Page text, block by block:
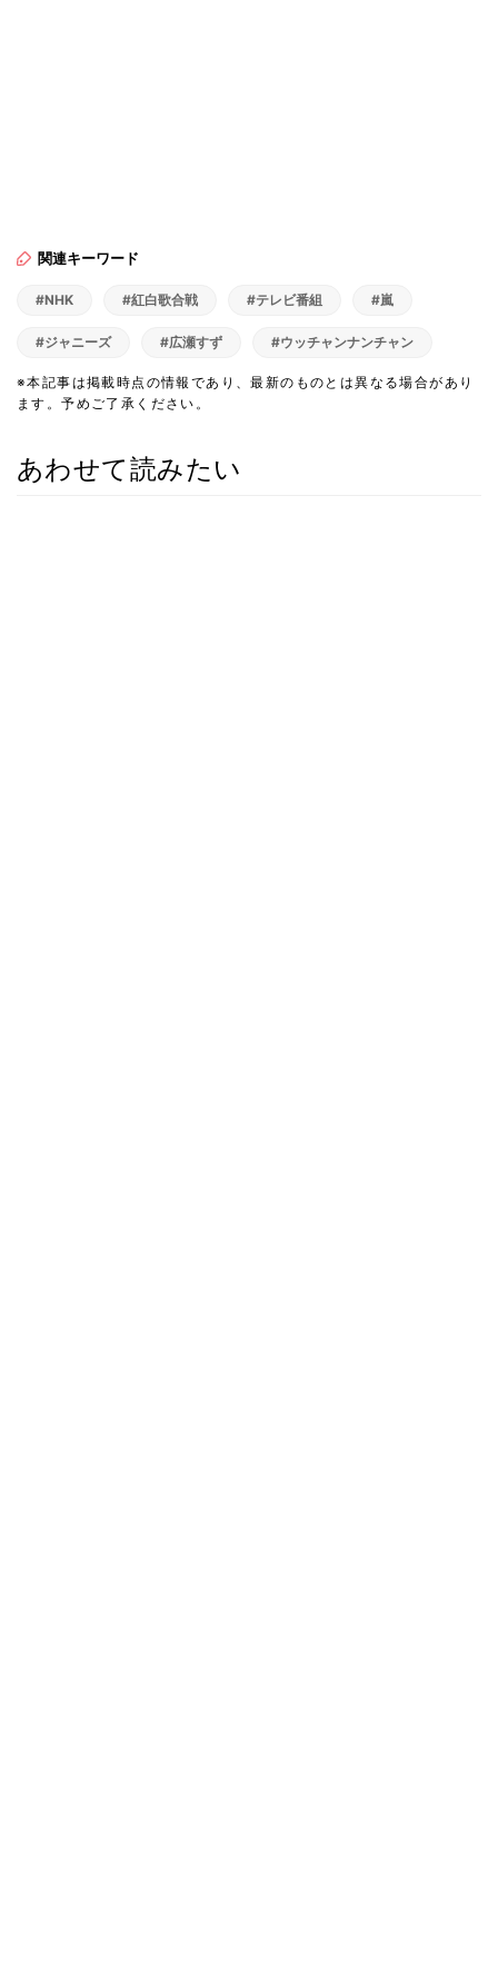
関連キーワード
#NHK #紅白歌合戦 #テレビ番組 #嵐
#ジャニーズ #広瀬すず #ウッチャンナンチャン
※本記事は掲載時点の情報であり、最新のものとは異なる場合があり
ます。予めご了承ください。
あわせて読みたい